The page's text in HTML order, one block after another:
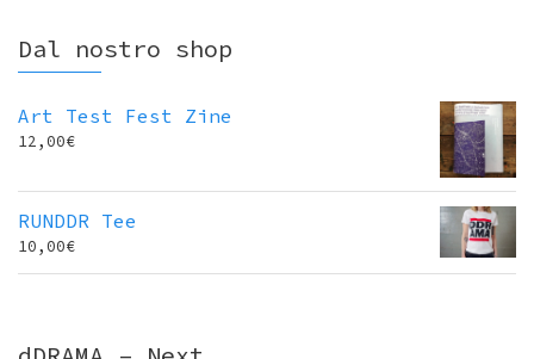
Dal nostro shop
Art Test Fest Zine
12,00€
RUNDDR Tee
10,00€